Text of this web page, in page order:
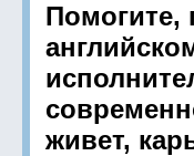
Помогите,
живет,